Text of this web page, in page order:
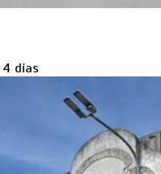
4 días